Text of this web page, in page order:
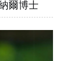
爾博士